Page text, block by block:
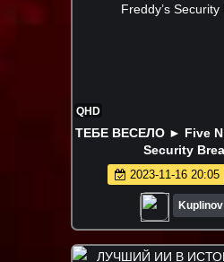
QHD
ТЕБЕ ВЕСЕЛО ► Five
Security
2023-11-16 20:05